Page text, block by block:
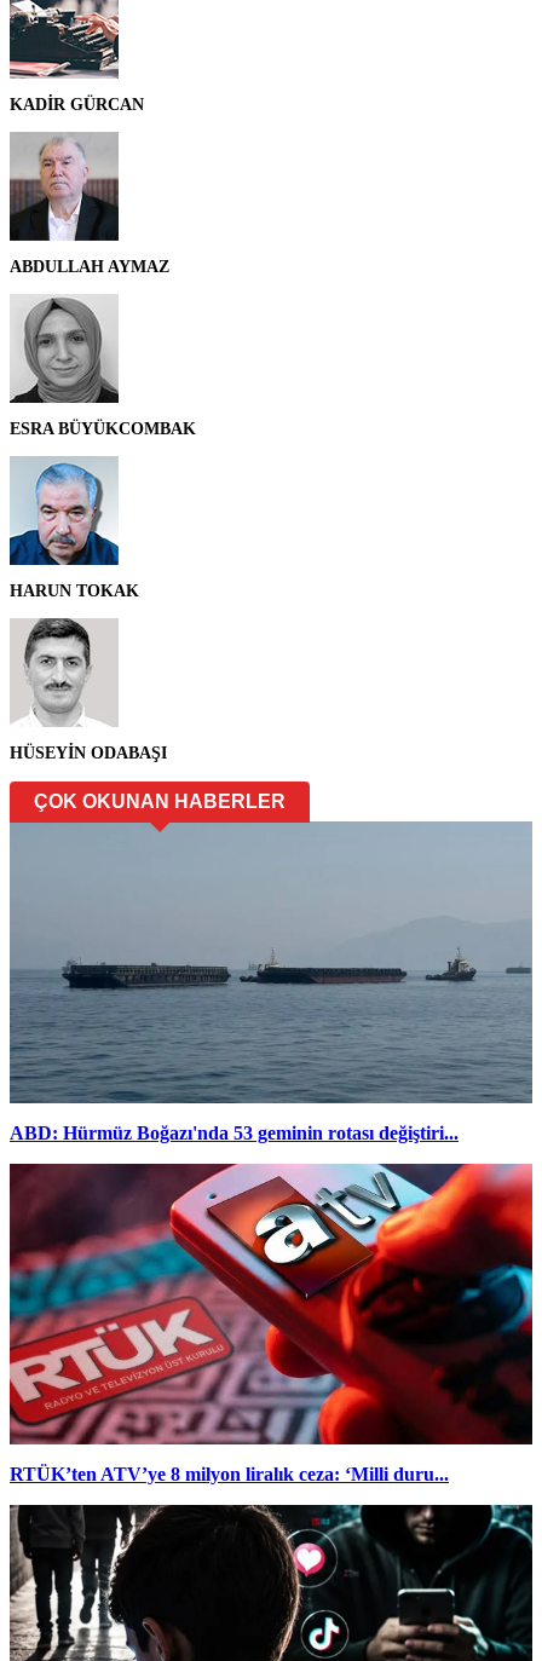
KADİR GÜRCAN
ABDULLAH AYMAZ
ESRA BÜYÜKCOMBAK
HARUN TOKAK
HÜSEYİN ODABAŞI
ÇOK OKUNAN HABERLER
ABD: Hürmüz Boğazı'nda 53 geminin rotası değiştiri...
RTÜK’ten ATV’ye 8 milyon liralık ceza: ‘Milli duru...